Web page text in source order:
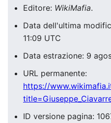
Editore: WikiMafia.
Data dell'ultima
11:09 UTC
Data estrazione: 9
URL permanente:
https://
ID versione pagina: